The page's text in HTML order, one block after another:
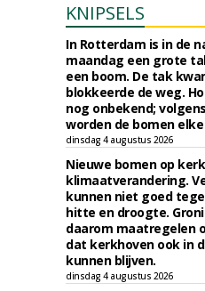
KNIPSELS
In Rotterdam is in de
maandag een grote
een boom. De tak
blokkeerde de weg.
nog onbekend;
worden de bomen
dinsdag 4 augustus 2026
Nieuwe bomen op
klimaatverandering.
kunnen niet goed
hitte en droogte.
daarom maatregelen
dat kerkhoven ook in
kunnen blijven.
dinsdag 4 augustus 2026